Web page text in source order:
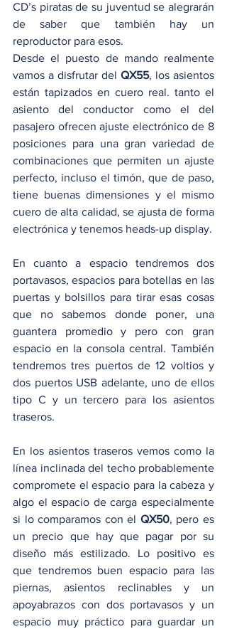
CD’s piratas de su juventud se alegrarán
de saber que también hay un
reproductor para esos.
Desde el puesto de mando realmente
vamos a disfrutar del QX55, los asientos
están tapizados en cuero real. tanto el
asiento del conductor como el del
pasajero ofrecen ajuste electrónico de 8
posiciones para una gran variedad de
combinaciones que permiten un ajuste
perfecto, incluso el timón, que de paso,
tiene buenas dimensiones y el mismo
cuero de alta calidad, se ajusta de forma
En cuanto a espacio tendremos dos
portavasos, espacios para botellas en las
puertas y bolsillos para tirar esas cosas
que no sabemos donde poner, una
guantera promedio y pero con gran
espacio en la consola central. También
tendremos tres puertos de 12 voltios y
dos puertos USB adelante, uno de ellos
tipo C y un tercero para los asientos
traseros.
En los asientos traseros vemos como la
línea inclinada del techo probablemente
compromete el espacio para la cabeza y
algo el espacio de carga especialmente
si lo comparamos con el QX50, pero es
un precio que hay que pagar por su
diseño más estilizado. Lo positivo es
que tendremos buen espacio para las
piernas, asientos reclinables y un
apoyabrazos con dos portavasos y un
espacio muy práctico para guardar un